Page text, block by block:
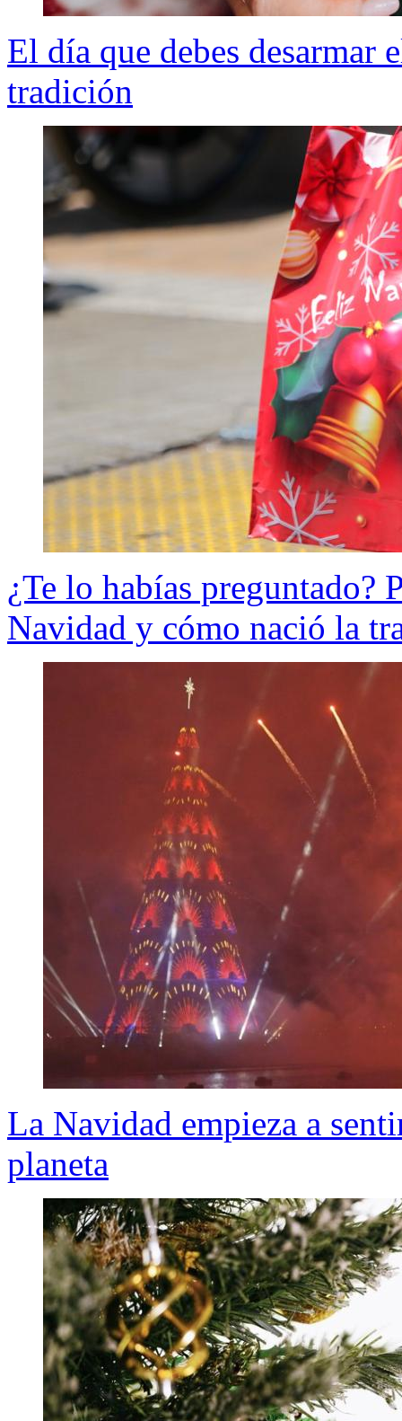
El día que debes desarmar
tradición
¿Te lo habías preguntado?
Navidad y cómo nació la
La Navidad empieza a
planeta